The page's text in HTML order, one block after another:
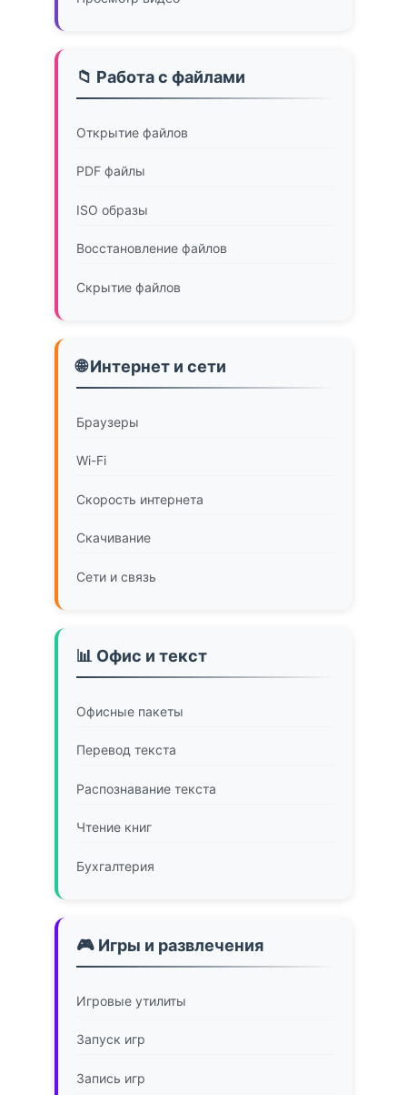
📁 Работа с файлами
Открытие файлов
PDF файлы
ISO образы
Восстановление файлов
Скрытие файлов
🌐 Интернет и сети
Браузеры
Wi-Fi
Скорость интернета
Скачивание
Сети и связь
📊 Офис и текст
Офисные пакеты
Перевод текста
Распознавание текста
Чтение книг
Бухгалтерия
🎮 Игры и развлечения
Игровые утилиты
Запуск игр
Запись игр